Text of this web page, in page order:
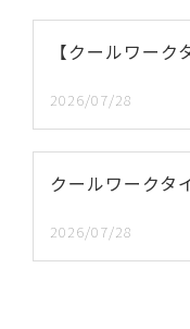
【クールワー
2026/07/28
クールワークタ
2026/07/28